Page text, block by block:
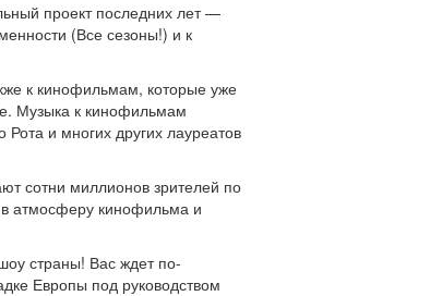
проект последних лет —
(Все сезоны!) и к
к кинофильмам, которые уже
Музыка к кинофильмам
и многих других лауреатов
сотни миллионов зрителей по
атмосферу кинофильма и
страны! Вас ждет по-
Европы под руководством